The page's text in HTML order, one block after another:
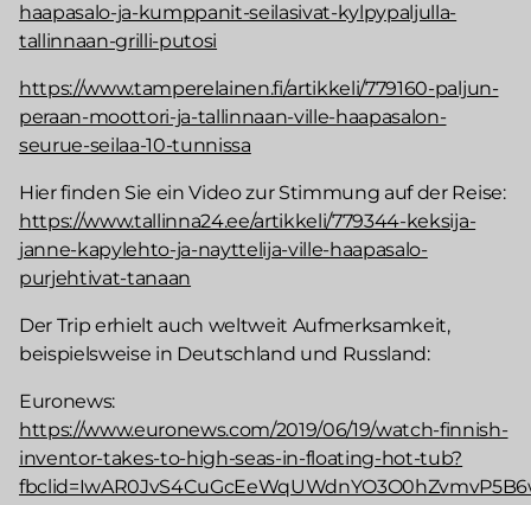
haapasalo-ja-kumppanit-seilasivat-kylpypaljulla-
tallinnaan-grilli-putosi
https://www.tamperelainen.fi/artikkeli/779160-paljun-
peraan-moottori-ja-tallinnaan-ville-haapasalon-
seurue-seilaa-10-tunnissa
Hier finden Sie ein Video zur Stimmung auf der Reise:
https://www.tallinna24.ee/artikkeli/779344-keksija-
janne-kapylehto-ja-nayttelija-ville-haapasalo-
purjehtivat-tanaan
Der Trip erhielt auch weltweit Aufmerksamkeit,
beispielsweise in Deutschland und Russland:
Euronews:
https://www.euronews.com/2019/06/19/watch-finnish-
inventor-takes-to-high-seas-in-floating-hot-tub?